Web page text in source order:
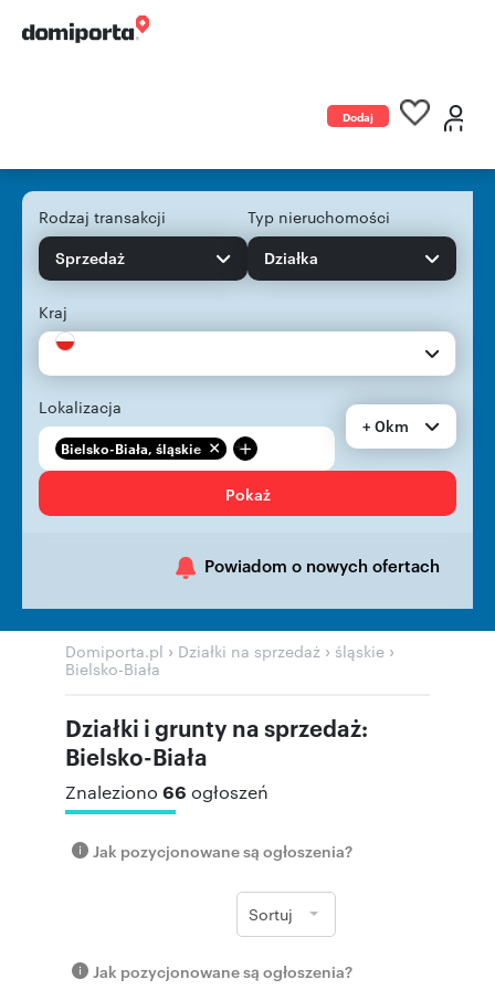
Dodaj
Rodzaj transakcji
Sprzedaż
Typ nieruchomości
Działka
Kraj
Lokalizacja
Bielsko-Biała, śląskie +
+ 0km
Pokaż
Powiadom o nowych ofertach
Domiporta.pl › Działki na sprzedaż › śląskie ›
Bielsko-Biała
Działki i grunty na sprzedaż:
Bielsko-Biała
Znaleziono 66 ogłoszeń
Jak pozycjonowane są ogłoszenia?
Sortuj
Jak pozycjonowane są ogłoszenia?